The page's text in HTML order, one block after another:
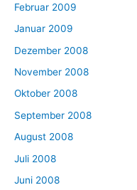
Februar 2009
Januar 2009
Dezember 2008
November 2008
Oktober 2008
September 2008
August 2008
Juli 2008
Juni 2008